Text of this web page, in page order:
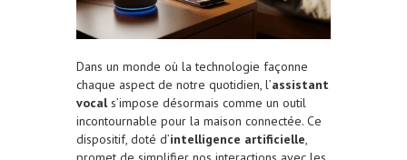
Dans un monde où la technologie façonne
chaque aspect de notre quotidien, l’assistant
vocals’impose désormais comme un outil
incontournable pour la maison connectée. Ce
dispositif, doté d’intelligence artificielle,